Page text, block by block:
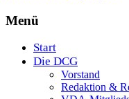
Menü
Start
Die DCG
Vorstand
Redaktion &